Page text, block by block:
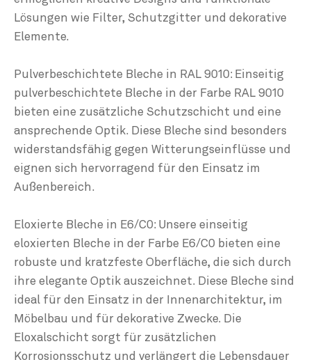
Lösungen wie Filter, Schutzgitter und dekorative
Elemente.
Pulverbeschichtete Bleche in RAL 9010: Einseitig
pulverbeschichtete Bleche in der Farbe RAL 9010
bieten eine zusätzliche Schutzschicht und eine
ansprechende Optik. Diese Bleche sind besonders
widerstandsfähig gegen Witterungseinflüsse und
eignen sich hervorragend für den Einsatz im
Außenbereich.
Eloxierte Bleche in E6/C0: Unsere einseitig
eloxierten Bleche in der Farbe E6/C0 bieten eine
robuste und kratzfeste Oberfläche, die sich durch
ihre elegante Optik auszeichnet. Diese Bleche sind
ideal für den Einsatz in der Innenarchitektur, im
Möbelbau und für dekorative Zwecke. Die
Eloxalschicht sorgt für zusätzlichen
Korrosionsschutz und verlängert die Lebensdauer